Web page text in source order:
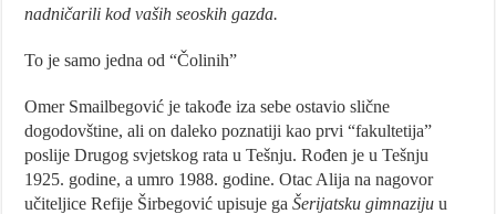
nadničarili kod vaših seoskih gazda.
To je samo jedna od “Čolinih”
Omer Smailbegović je takođe iza sebe ostavio slične
dogodovštine, ali on daleko poznatiji kao prvi “fakultetija”
poslije Drugog svjetskog rata u Tešnju. Rođen je u Tešnju
1925. godine, a umro 1988. godine. Otac Alija na nagovor
učiteljice Refije Širbegović upisuje gaŠerijatsku gimnaziju u